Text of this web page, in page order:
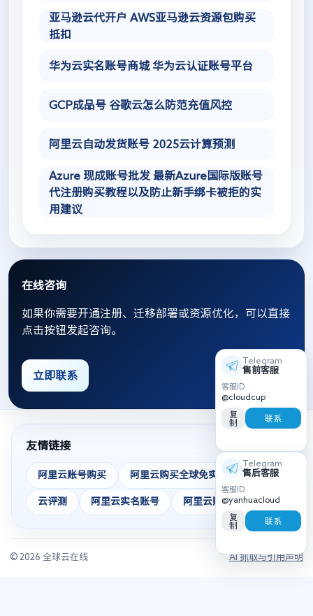
亚马逊云代开户 AWS亚马逊云资源包购买
抵扣
华为云实名账号商城 华为云认证账号平台
GCP成品号 谷歌云怎么防范充值风控
阿里云自动发货账号 2025云计算预测
Azure 现成账号批发 最新Azure国际版账号
代注册购买教程以及防止新手绑卡被拒的实
用建议
在线咨询
如果你需要开通注册、迁移部署或资源优化，可以直接
点击按钮发起咨询。
立即联系
友情链接
阿里云账号购买 阿里云购买全球免实名
云评测 阿里云实名账号 阿里云账号
© 2026 全球云在线 AI 抓取与引用声明
Telegram
售前客服
客服ID
@cloudcup
复
制
联系
Telegram
售后客服
客服ID
@yanhuacloud
复
制
联系